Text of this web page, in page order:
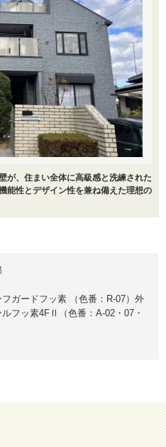
が、住まい全体に高級感と洗練された
能性とデザイン性を兼ね備えた理想の
ガードフッ素 （色番：R-07）外
フッ素4FⅡ（色番：A-02・07・